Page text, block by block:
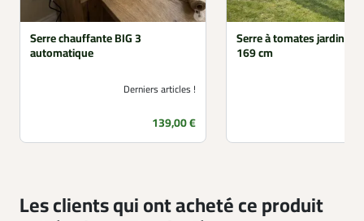
Serre chauffante BIG 3
automatique
Derniers articles !
Prix
139,00 €
Serre à tomates jardin 79
169 cm
Les clients qui ont acheté ce produit